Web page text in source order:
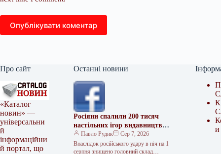
Опублікувати коментар
Про сайт
«Каталог
новин» —
універсальни
й
інформаційни
й портал, що
Останні новини
Росіяни спалили 200 тисяч
настільних ігор видавництва
Rozum
Павло Рудик
Сер 7, 2026
Внаслідок російського удару в ніч на 1
серпня знищено головний склад
и